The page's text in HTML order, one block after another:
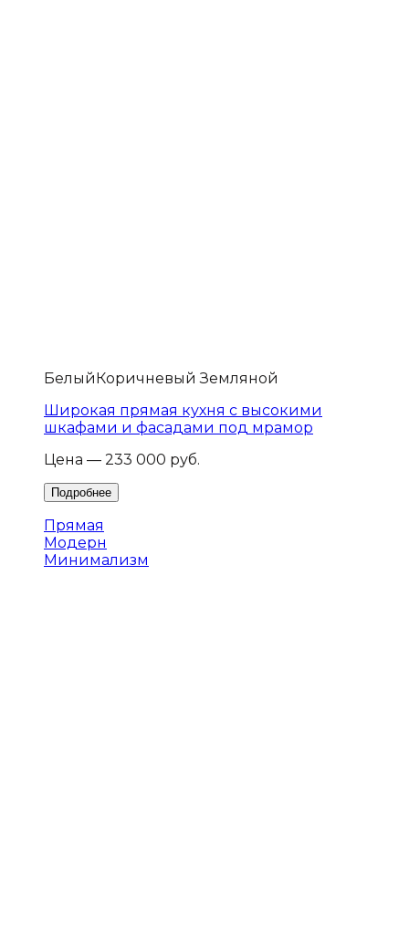
БелыйКоричневый Земляной
Широкая прямая кухня с высокими
шкафами и фасадами под мрамор
Цена — 233 000 руб.
Прямая
Модерн
Минимализм